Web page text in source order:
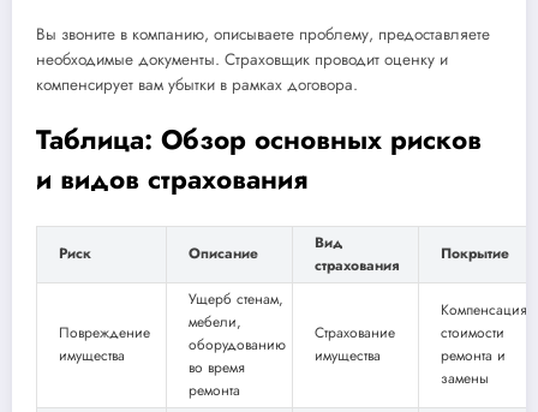
Вы звоните в компанию, описываете проблему, предоставляете
необходимые документы. Страховщик проводит оценку и
компенсирует вам убытки в рамках договора.
Таблица: Обзор основных рисков
и видов страхования
Риск Описание
Вид
страхования
Покрытие
Повреждение
имущества
Ущерб стенам,
мебели,
оборудованию
во время
ремонта
Страхование
имущества
Компенсация
стоимости
ремонта и
замены